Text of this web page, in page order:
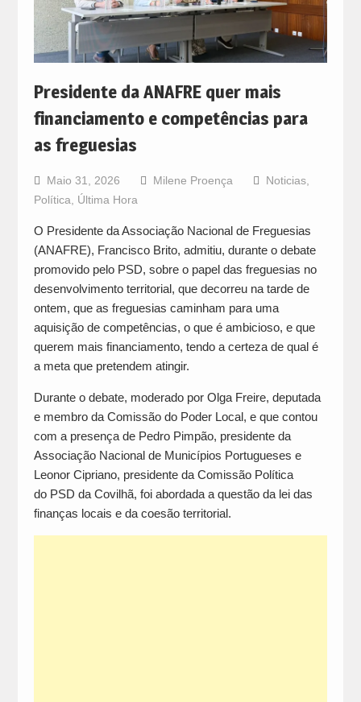
Presidente da ANAFRE quer mais
financiamento e competências para
as freguesias
Maio 31, 2026 Milene Proença Noticias,
Política
Última Hora
O Presidente da Associação Nacional de Freguesias
(ANAFRE), Francisco Brito, admitiu, durante o debate
promovido pelo PSD, sobre o papel das freguesias no
desenvolvimento territorial, que decorreu na tarde de
ontem, que as freguesias caminham para uma
aquisição de competências, o que é ambicioso, e que
querem mais financiamento, tendo a certeza de qual é
a meta que pretendem atingir.
Durante o debate, moderado por Olga Freire, deputada
e membro da Comissão do Poder Local, e que contou
com a presença de Pedro Pimpão, presidente da
Associação Nacional de Municípios Portugueses e
Leonor Cipriano, presidente da Comissão Política
do PSD da Covilhã, foi abordada a questão da lei das
finanças locais e da coesão territorial.